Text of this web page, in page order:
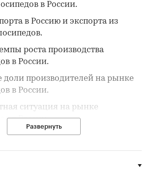
в России.
в Россию и экспорта из
роста производства
в России.
производителей на рынке
в России.
ситуация на рынке
в России.
тенденции и
Развернуть